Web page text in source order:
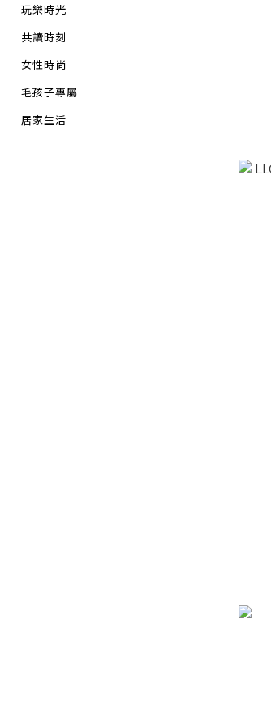
玩樂時光
共讀時刻
女性時尚
毛孩子專屬
居家生活